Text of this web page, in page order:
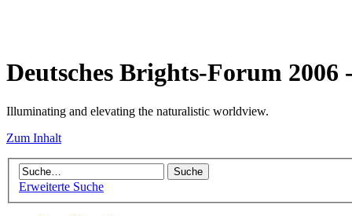
Deutsches Brights-Forum
Illuminating and elevating the naturalistic worldview.
Zum Inhalt
Erweiterte Suche